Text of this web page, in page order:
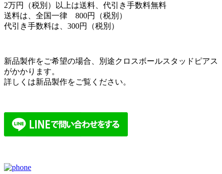
2万円（税別）以上は送料、代引き手数料無料
送料は、全国一律 800円（税別）
代引き手数料は、300円（税別）
新品製作をご希望の場合、別途クロスボールスタッドピアス
がかかります。
詳しくは新品製作をご覧ください。